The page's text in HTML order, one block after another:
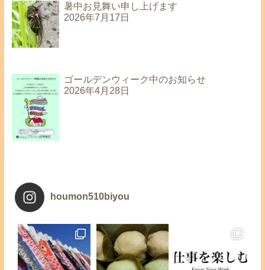
暑中お見舞い申し上げます
2026年7月17日
ゴールデンウィーク中のお知らせ
2026年4月28日
houmon510biyou